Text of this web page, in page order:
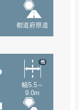
都道府県道
幅5.5～
9.0m
他